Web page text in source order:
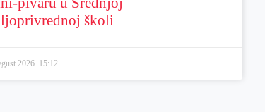
školi
2026. 15:12